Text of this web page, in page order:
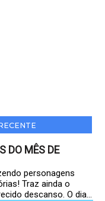
DO MÊS DE
personagens
Traz ainda o
descanso. O dia...